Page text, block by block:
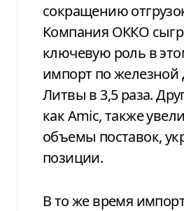
сокращению
Компания ОККО
ключевую роль в
импорт по железной
Литвы в 3,5 раза.
как Amic, также
объемы поставок,
позиции.
В то же время